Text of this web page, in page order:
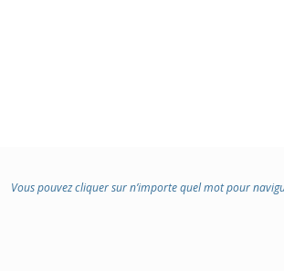
Vous pouvez cliquer sur n’importe quel mot pour